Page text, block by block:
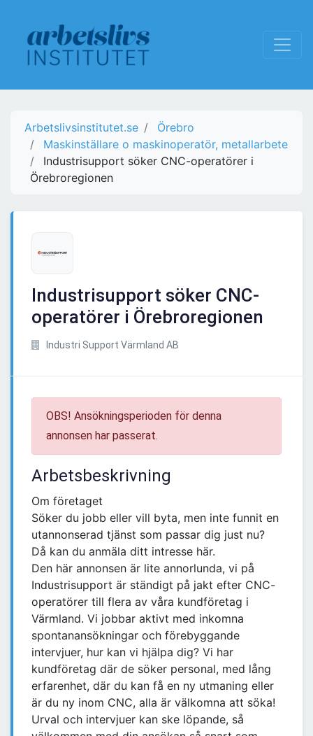
Arbetslivsinstitutet.se
Örebro
Maskinställare o maskinoperatör, metallarbete
Industrisupport söker CNC-operatörer i
Örebroregionen
Industrisupport söker CNC-
operatörer i Örebroregionen
Industri Support Värmland AB
OBS! Ansökningsperioden för denna
annonsen har passerat.
Arbetsbeskrivning
Om företaget
Söker du jobb eller vill byta, men inte funnit en
utannonserad tjänst som passar dig just nu?
Då kan du anmäla ditt intresse här.
Den här annonsen är lite annorlunda, vi på
Industrisupport är ständigt på jakt efter CNC-
operatörer till flera av våra kundföretag i
Värmland. Vi jobbar aktivt med inkomna
spontanansökningar och förebyggande
intervjuer, hur kan vi hjälpa dig? Vi har
kundföretag där de söker personal, med lång
erfarenhet, där du kan få en ny utmaning eller
är du ny inom CNC, alla är välkomna att söka!
Urval och intervjuer kan ske löpande, så